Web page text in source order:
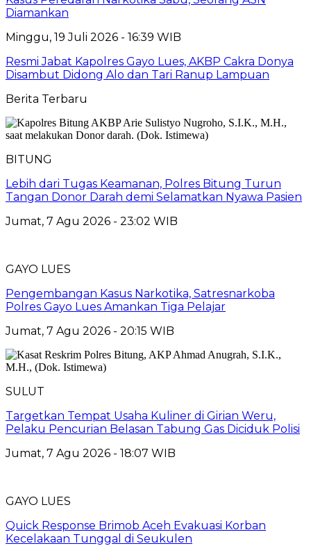
Diamankan
Minggu, 19 Juli 2026 - 16:39 WIB
Resmi Jabat Kapolres Gayo Lues, AKBP Cakra Donya
Disambut Didong Alo dan Tari Ranup Lampuan
Berita Terbaru
BITUNG
Lebih dari Tugas Keamanan, Polres Bitung Turun
Tangan Donor Darah demi Selamatkan Nyawa Pasien
Jumat, 7 Agu 2026 - 23:02 WIB
GAYO LUES
Pengembangan Kasus Narkotika, Satresnarkoba
Polres Gayo Lues Amankan Tiga Pelajar
Jumat, 7 Agu 2026 - 20:15 WIB
SULUT
Targetkan Tempat Usaha Kuliner di Girian Weru,
Pelaku Pencurian Belasan Tabung Gas Diciduk Polisi
Jumat, 7 Agu 2026 - 18:07 WIB
GAYO LUES
Quick Response Brimob Aceh Evakuasi Korban
Kecelakaan Tunggal di Seukulen